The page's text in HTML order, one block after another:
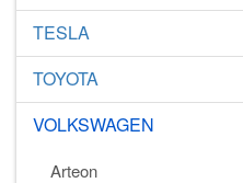
TESLA
TOYOTA
VOLKSWAGEN
Arteon